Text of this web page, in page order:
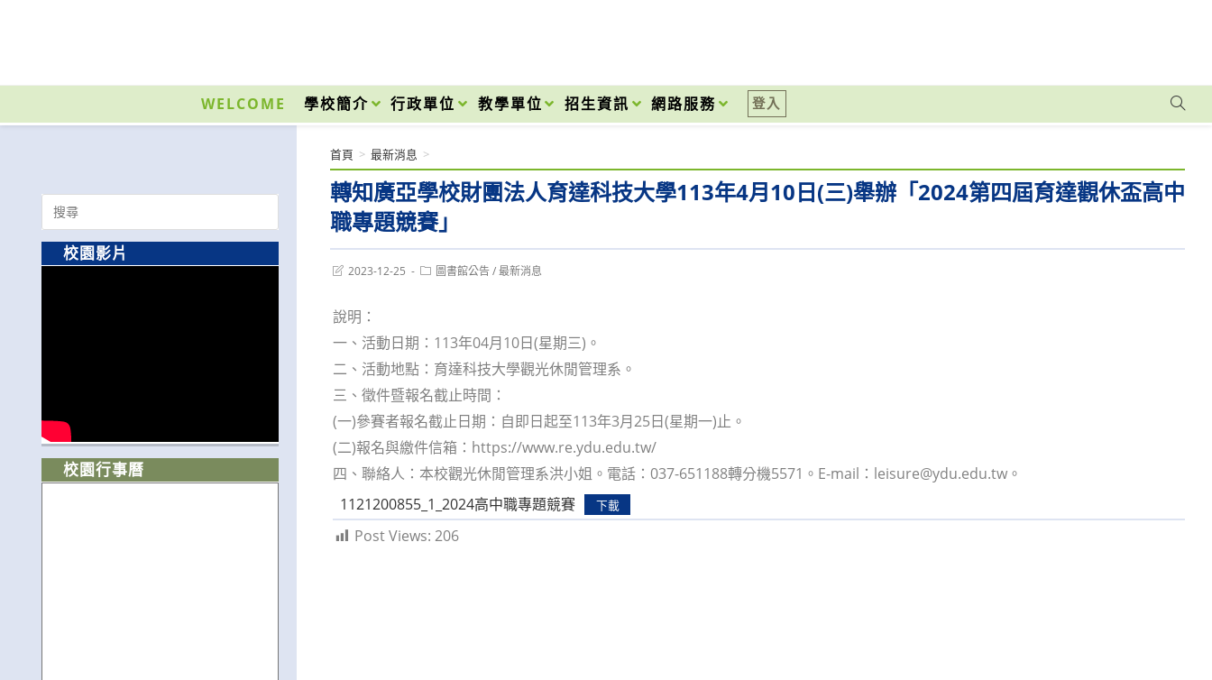
內
WELCOME 學校簡介 行政單位 教學單位 招生資訊 網路服務 登入
轉知廣亞學校財團法人育達科技大學113年4月10日(三)舉辦「2024第四屆育達觀休盃高中
職專題競賽」
首頁 > 最新消息 >
Post2023-12-25
Post圖書館公告 / 最新消息
說明：
一、活動日期：113年04月10日(星期三)。
二、活動地點：育達科技大學觀光休閒管理系。
三、徵件暨報名截止時間：
(一)參賽者報名截止日期：自即日起至113年3月25日(星期一)止。
(二)報名與繳件信箱：https://www.re.ydu.edu.tw/
四、聯絡人：本校觀光休閒管理系洪小姐。電話：037-651188轉分機5571。E-mail：leisure@ydu.edu.tw。
1121200855_1_2024高中職專題競賽
下載
Post Views: 206
Search
for:
校園影片
校園行事曆